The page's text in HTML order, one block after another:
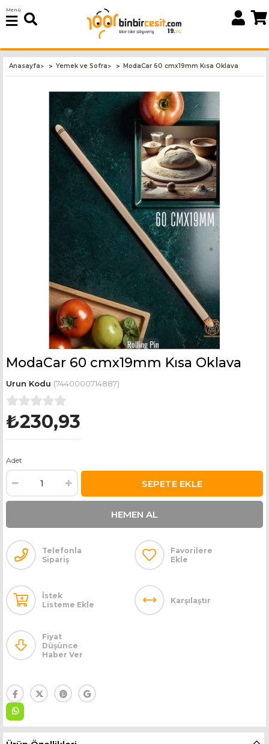
Menü
Anasayfa> Yemek ve Sofra> ModaCar 60 cmx19mm Kısa Oklava
ModaCar 60 cmx19mm Kısa Oklava
(7440000714887)
₺230,93
Adet
Telefonla
Sipariş
Favorilere
Ekle
İstek
Listeme Ekle
Karşılaştır
Fiyat
Düşünce
Haber Ver